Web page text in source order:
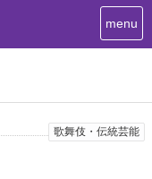
T
o
n
menu
歌舞伎・伝統芸能